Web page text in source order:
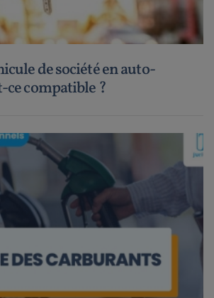
de société en auto-
ce compatible ?